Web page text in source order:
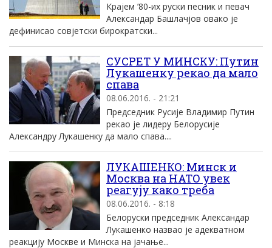
Крајем ’80-их руски песник и певач
Александар Башлачјов овако је
дефинисао совјетски бирократски...
СУСРЕТ У МИНСКУ: Путин
Лукашенку рекао да мало
спава
08.06.2016. - 21:21
Председник Русије Владимир Путин
рекао је лидеру Белорусије
Александру Лукашенку да мало спава....
ЛУКАШЕНКО: Минск и
Москва на НАТО увек
реагују како треба
08.06.2016. - 8:18
Белоруски председник Александар
Лукашенко назвао је адекватном
реакцију Москве и Минска на јачање...